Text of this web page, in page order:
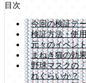
目次
今回の検証テ
検証方法・使
元々のイベン
まねき猫の効
野球マスクの
れぐらいか？